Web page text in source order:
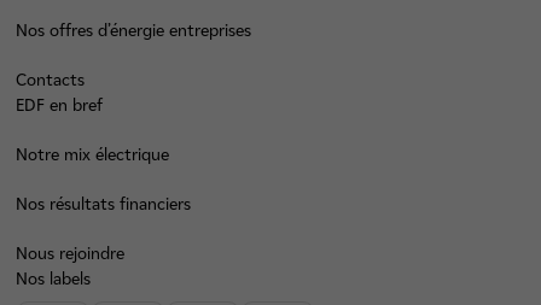
Nos offres d’énergie entreprises
Contacts
EDF en bref
Notre mix électrique
Nos résultats financiers
Nous rejoindre
Nos labels